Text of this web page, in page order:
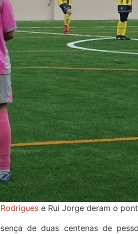
e Rui Jorge deram o
de duas centenas de